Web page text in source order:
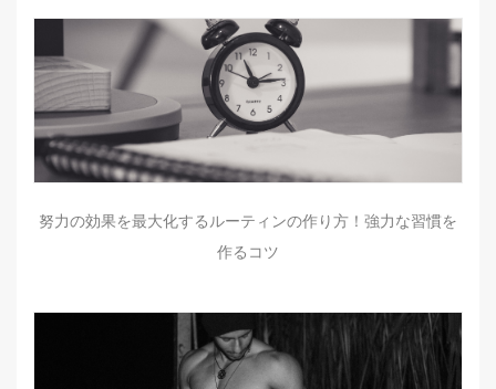
努力の効果を最大化するルーティンの作り方！強力な習慣を
作るコツ